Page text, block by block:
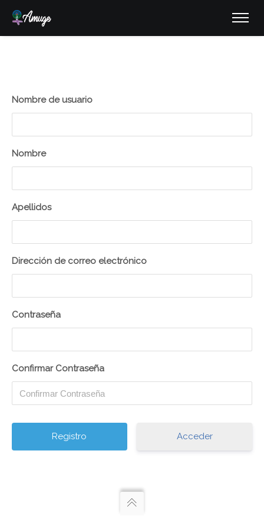
Nombre de usuario
Nombre
Apellidos
Dirección de correo electrónico
Contraseña
Confirmar Contraseña
Acceder
Inicio
Sobre Nosotras
Áreas De Intervención
Área De Orientación Y Empleo
Área De Incidencia Política Y
Voluntariado
Materiales
Acceder